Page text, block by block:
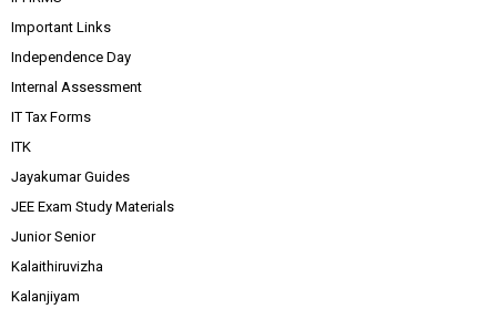
Important Links
Independence Day
Internal Assessment
IT Tax Forms
ITK
Jayakumar Guides
JEE Exam Study Materials
Junior Senior
Kalaithiruvizha
Kalanjiyam